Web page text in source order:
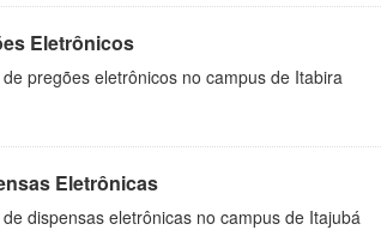
Eletrônicos
pregões eletrônicos no campus de Itabira
Eletrônicas
dispensas eletrônicas no campus de Itajubá